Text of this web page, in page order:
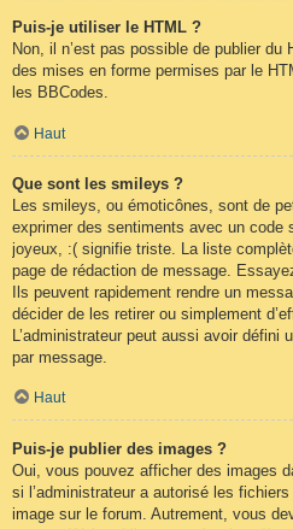
Puis-je utiliser le HTML ?
Non, il n’est pas possible de publier
des mises en forme permises par le
les BBCodes.
Haut
Que sont les smileys ?
Les smileys, ou émoticônes, sont de
exprimer des sentiments avec un code
joyeux, :( signifie triste. La liste
page de rédaction de message.
Ils peuvent rapidement rendre un
décider de les retirer ou simplement
L’administrateur peut aussi avoir
par message.
Haut
Puis-je publier des images ?
Oui, vous pouvez afficher des images
si l’administrateur a autorisé les
image sur le forum. Autrement, vous